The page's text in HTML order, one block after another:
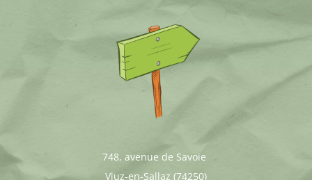
748, avenue de Savoie
Viuz-en-Sallaz (74250)